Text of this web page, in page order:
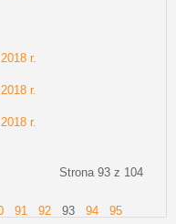
r.
r.
r.
Strona 93 z 104
91 92 93 94 95